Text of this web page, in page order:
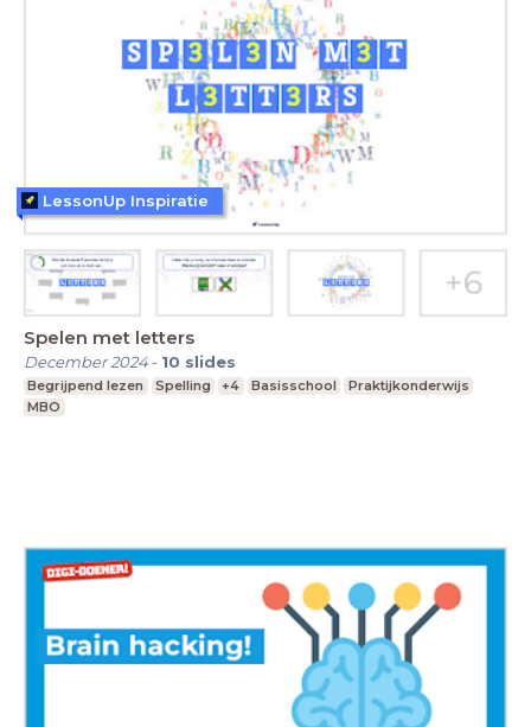
Spelen met letters
December 2024- 10 slides
Begrijpend lezen Spelling +4 Basisschool
Praktijkonderwijs
MBO
LessonUp Inspiratie